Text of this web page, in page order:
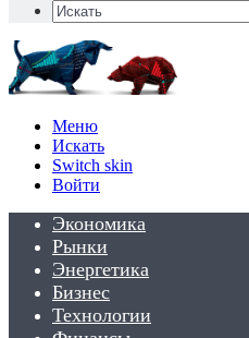
Меню
Искать
Switch skin
Войти
Экономика
Рынки
Энергетика
Бизнес
Технологии